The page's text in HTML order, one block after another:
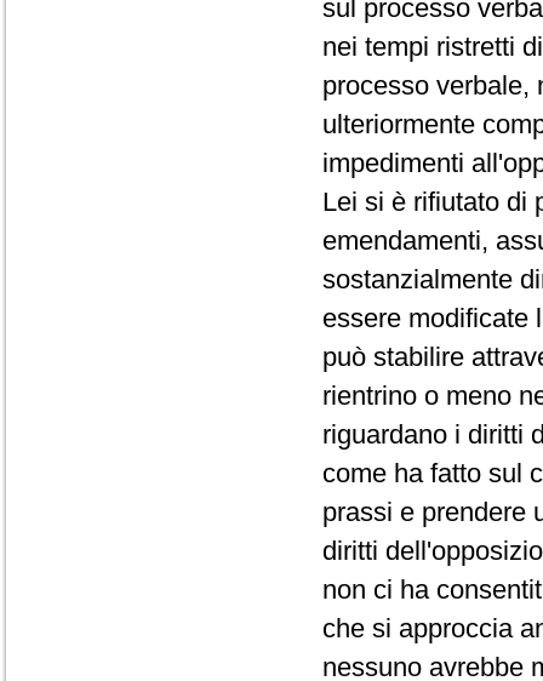
sul processo
nei tempi ristretti
processo verbale,
ulteriormente
impedimenti
Lei si è rifiutato di
emendamenti,
sostanzialmente
essere modificate
può stabilire
rientrino o meno
riguardano i diritti
come ha fatto sul
prassi e prendere
diritti
non ci ha
che si approccia
nessuno avrebbe